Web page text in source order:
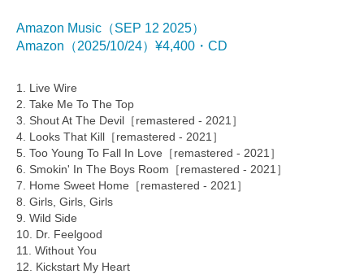
Amazon Music（SEP 12 2025）
Amazon（2025/10/24）¥4,400・CD
1. Live Wire
2. Take Me To The Top
3. Shout At The Devil［remastered - 2021］
4. Looks That Kill［remastered - 2021］
5. Too Young To Fall In Love［remastered - 2021］
6. Smokin' In The Boys Room［remastered - 2021］
7. Home Sweet Home［remastered - 2021］
8. Girls, Girls, Girls
9. Wild Side
10. Dr. Feelgood
11. Without You
12. Kickstart My Heart